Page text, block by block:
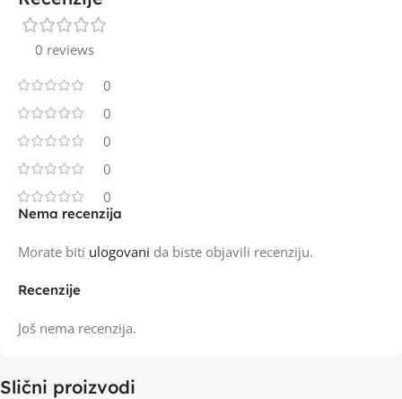
0 reviews
0
0
0
0
0
Recenzije
Još nema recenzija.
Nema recenzija
Morate biti ulogovani da biste objavili recenziju.
Slični proizvodi